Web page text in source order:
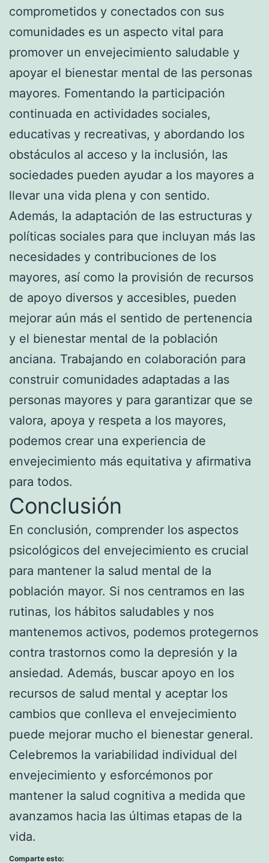
comprometidos y conectados con sus
comunidades es un aspecto vital para
promover un envejecimiento saludable y
apoyar el bienestar mental de las personas
mayores. Fomentando la participación
continuada en actividades sociales,
educativas y recreativas, y abordando los
obstáculos al acceso y la inclusión, las
sociedades pueden ayudar a los mayores a
llevar una vida plena y con sentido.
Además, la adaptación de las estructuras y
políticas sociales para que incluyan más las
necesidades y contribuciones de los
mayores, así como la provisión de recursos
de apoyo diversos y accesibles, pueden
mejorar aún más el sentido de pertenencia
y el bienestar mental de la población
anciana. Trabajando en colaboración para
construir comunidades adaptadas a las
personas mayores y para garantizar que se
valora, apoya y respeta a los mayores,
podemos crear una experiencia de
envejecimiento más equitativa y afirmativa
para todos.
Conclusión
En conclusión, comprender los aspectos
psicológicos del envejecimiento es crucial
para mantener la salud mental de la
población mayor. Si nos centramos en las
rutinas, los hábitos saludables y nos
mantenemos activos, podemos protegernos
contra trastornos como la depresión y la
ansiedad. Además, buscar apoyo en los
recursos de salud mental y aceptar los
cambios que conlleva el envejecimiento
puede mejorar mucho el bienestar general.
Celebremos la variabilidad individual del
envejecimiento y esforcémonos por
mantener la salud cognitiva a medida que
avanzamos hacia las últimas etapas de la
vida.
Comparte esto: